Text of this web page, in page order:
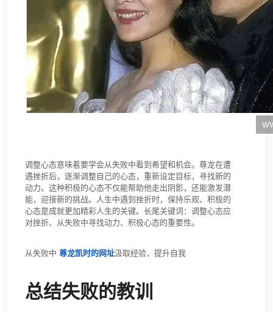
调整心态意味着要学会从失败中看到希望和机会。尊龙在遭
遇挫折后，逐渐调整自己的心态，重新设定目标，寻找新的
动力。这种积极的心态不仅能帮助他走出阴影，还能激发潜
能，迎接新的挑战。人生中遇到挫折时，保持乐观、积极的
心态是成就更加精彩人生的关键。长尾关键词：调整心态应
对挫折、从失败中寻找动力、积极心态的重要性。
从失败中 尊龙凯时的网址汲取经验，提升自我
总结失败的教训